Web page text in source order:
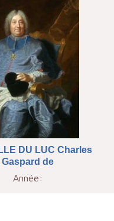
DU LUC Charles
Gaspard de
Année: